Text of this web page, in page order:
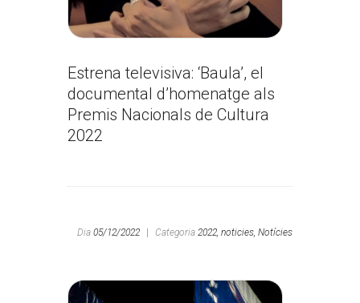
Estrena televisiva: ‘Baula’, el
documental d’homenatge als
Premis Nacionals de Cultura
2022
Dia 05/12/2022 Categoria 2022, noticies, Notícies